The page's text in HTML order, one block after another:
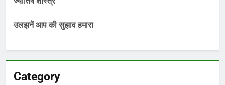
उलझनें आप की सुझाव हमारा
Category